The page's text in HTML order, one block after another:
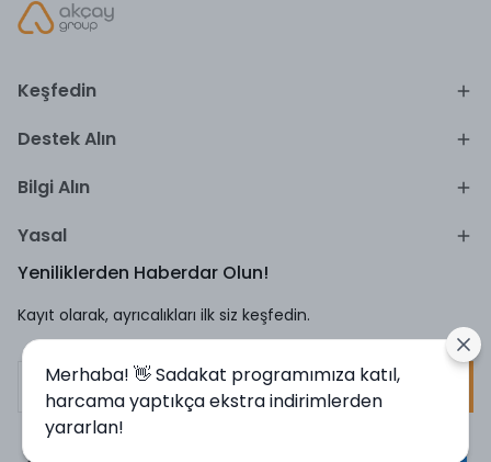
Keşfedin
Destek Alın
Bilgi Alın
Yasal
Yeniliklerden Haberdar Olun!
Kayıt olarak, ayrıcalıkları ilk siz keşfedin.
Merhaba! 👋 Sadakat programımıza katıl,
harcama yaptıkça ekstra indirimlerden
yararlan!